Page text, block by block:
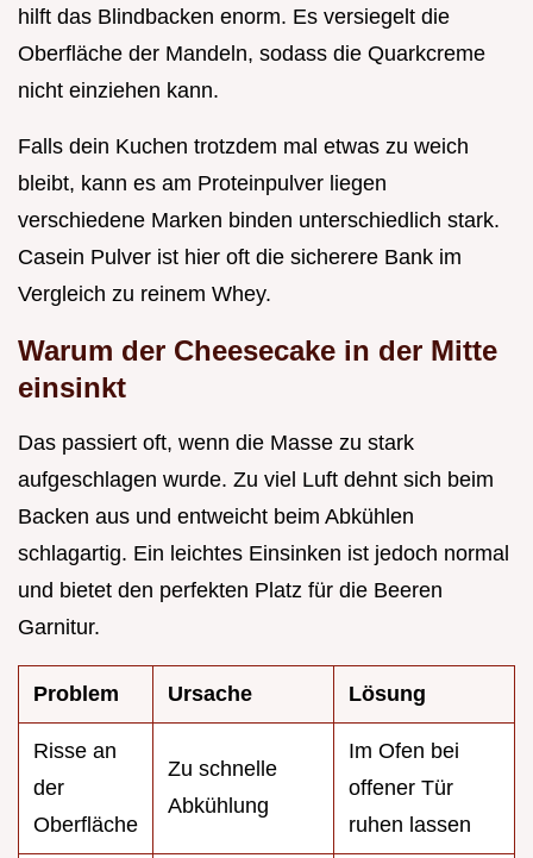
hilft das Blindbacken enorm. Es versiegelt die
Oberfläche der Mandeln, sodass die Quarkcreme
nicht einziehen kann.
Falls dein Kuchen trotzdem mal etwas zu weich
bleibt, kann es am Proteinpulver liegen
verschiedene Marken binden unterschiedlich stark.
Casein Pulver ist hier oft die sicherere Bank im
Vergleich zu reinem Whey.
Warum der Cheesecake in der Mitte
einsinkt
Das passiert oft, wenn die Masse zu stark
aufgeschlagen wurde. Zu viel Luft dehnt sich beim
Backen aus und entweicht beim Abkühlen
schlagartig. Ein leichtes Einsinken ist jedoch normal
und bietet den perfekten Platz für die Beeren
Garnitur.
Problem Ursache Lösung
Risse an
der
Oberfläche
Zu schnelle
Abkühlung
Im Ofen bei
offener Tür
ruhen lassen